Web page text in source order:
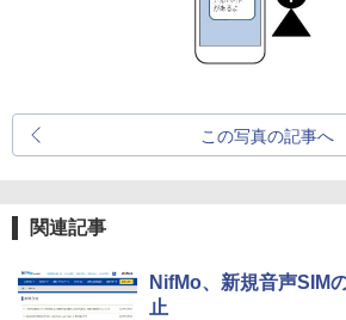
この写真の記事へ
関連記事
NifMo、新規音声SIM
止